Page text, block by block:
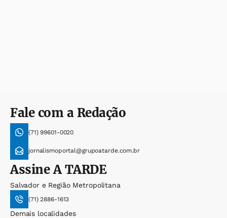
Fale com a Redação
(71) 99601-0020
jornalismoportal@grupoatarde.com.br
AssineA TARDE
Salvador e Região Metropolitana
(71) 2886-1613
Demais localidades